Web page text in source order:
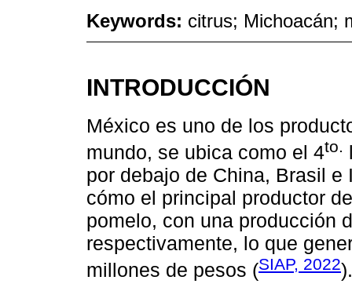
Keywords: citrus; Michoacán;
INTRODUCCIÓN
México es uno de los
mundo, se ubica como el 4to.
por debajo de China, Brasil
cómo el principal productor
pomelo, con una producción
respectivamente, lo que
millones de pesos (SIAP, 2022).